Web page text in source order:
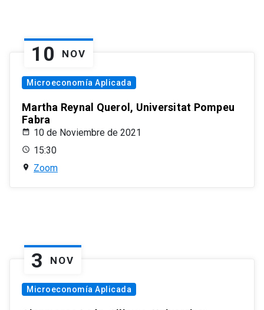
10 NOV
Microeconomía Aplicada
Martha Reynal Querol, Universitat Pompeu
Fabra
10 de Noviembre de 2021
15:30
Zoom
3 NOV
Microeconomía Aplicada